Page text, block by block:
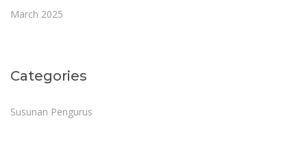
March 2025
Categories
Susunan Pengurus